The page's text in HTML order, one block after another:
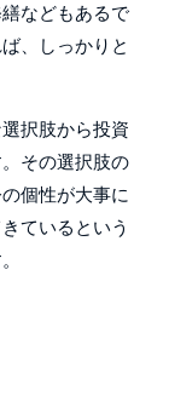
などもあるで
、しっかりと
択肢から投資
その選択肢の
個性が大事に
ているという